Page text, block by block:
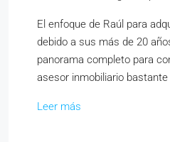
El enfoque de Raúl para
debido a sus más de 20
panorama completo para
asesor inmobiliario
Leer más